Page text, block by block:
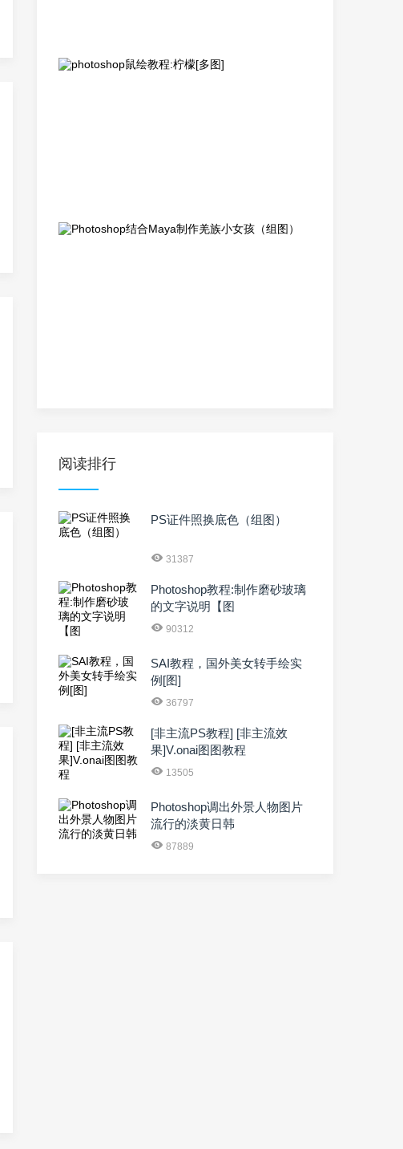
阅读排行
PS证件照换底色（组图）
31387
Photoshop教程:制作磨砂玻璃
的文字说明【图
90312
SAI教程，国外美女转手绘实
例[图]
36797
[非主流PS教程] [非主流效
果]V.onai图图教程
13505
Photoshop调出外景人物图片
流行的淡黄日韩
87889